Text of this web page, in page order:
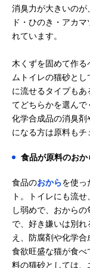
消臭力が大きいのが、
ド・ひのき・アカ
れています。
木くずを固めて作
ムトイレの猫砂と
に流せるタイプも
てどちらかを選んで
化学合成品の消臭
になる方は原料もチ
食品が原料のおか
食品のおからを使っ
ト。トイレにも流
し弱めで、おから
で、好き嫌いは別
え、防腐剤や化学
食欲旺盛な猫が食
料の猫砂としては、